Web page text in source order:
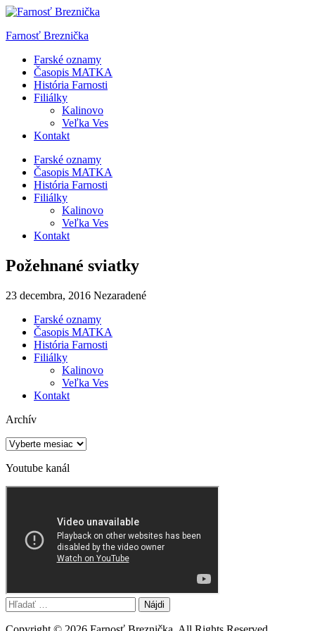
Skip
content
Farnosť Breznička
Farské oznamy
Časopis MATKA
História Farnosti
Filiálky
Kalinovo
Veľka Ves
Kontakt
Farské oznamy
Časopis MATKA
História Farnosti
Filiálky
Kalinovo
Veľka Ves
Kontakt
Požehnané sviatky
23 decembra, 2016 Nezaradené
Farské oznamy
Časopis MATKA
História Farnosti
Filiálky
Kalinovo
Veľka Ves
Kontakt
Archív
Archív
Youtube kanál
Hľadať: